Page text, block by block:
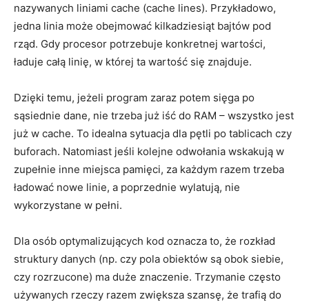
nazywanych liniami cache (cache lines). Przykładowo,
jedna linia może obejmować kilkadziesiąt bajtów pod
rząd. Gdy procesor potrzebuje konkretnej wartości,
ładuje całą linię, w której ta wartość się znajduje.
Dzięki temu, jeżeli program zaraz potem sięga po
sąsiednie dane, nie trzeba już iść do RAM – wszystko jest
już w cache. To idealna sytuacja dla pętli po tablicach czy
buforach. Natomiast jeśli kolejne odwołania wskakują w
zupełnie inne miejsca pamięci, za każdym razem trzeba
ładować nowe linie, a poprzednie wylatują, nie
wykorzystane w pełni.
Dla osób optymalizujących kod oznacza to, że rozkład
struktury danych (np. czy pola obiektów są obok siebie,
czy rozrzucone) ma duże znaczenie. Trzymanie często
używanych rzeczy razem zwiększa szansę, że trafią do